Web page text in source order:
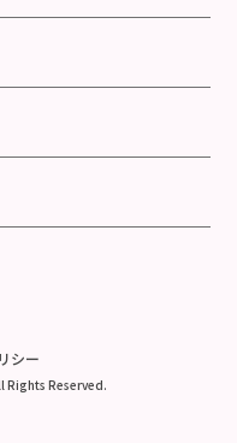
シー
Rights Reserved.